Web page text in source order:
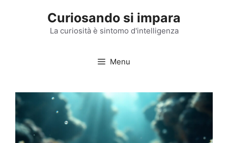
Curiosando si impara
La curiosità è sintomo d'intelligenza
Menu